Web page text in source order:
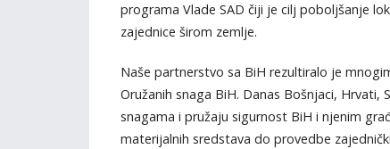
programa Vlade SAD čiji je cilj poboljšanje
zajednice širom zemlje.
Naše partnerstvo sa BiH rezultiralo je
Oružanih snaga BiH. Danas Bošnjaci,
snagama i pružaju sigurnost BiH i njenim
materijalnih sredstava do provedbe